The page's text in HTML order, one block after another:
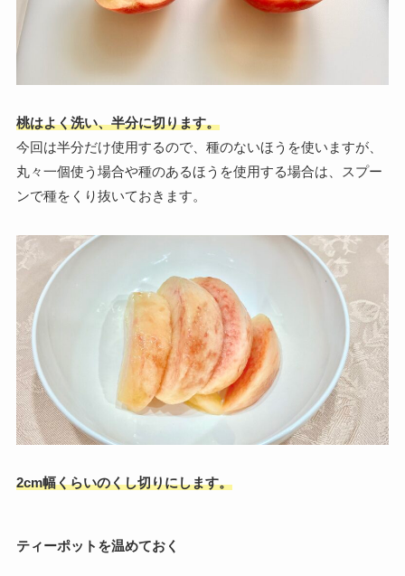
桃はよく洗い、半分に切ります。
今回は半分だけ使用するので、種のないほうを使いますが、
丸々一個使う場合や種のあるほうを使用する場合は、スプー
ンで種をくり抜いておきます。
2cm幅くらいのくし切りにします。
ティーポットを温めておく